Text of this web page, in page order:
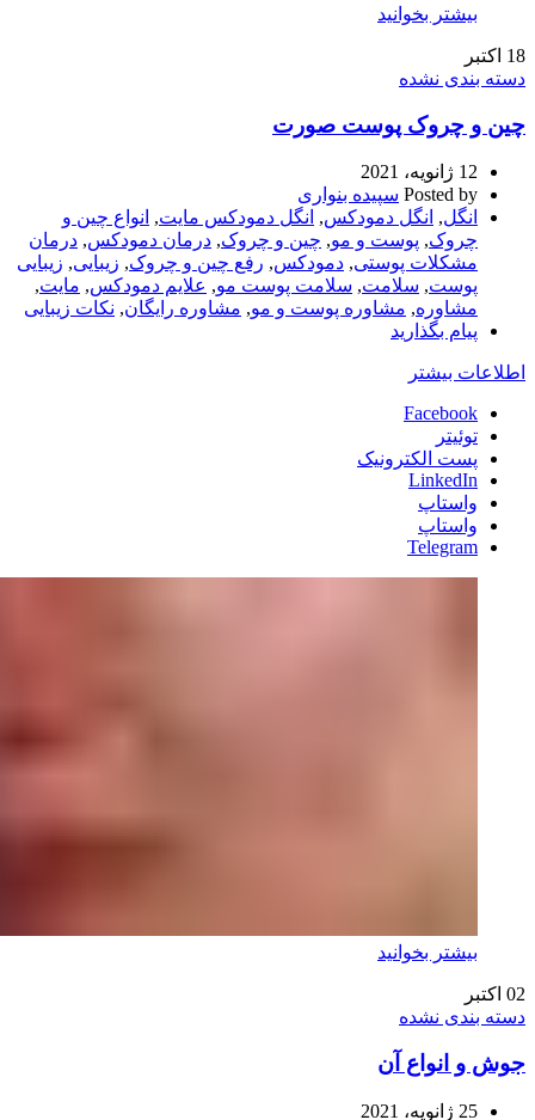
بیشتر بخوانید
18 اکتبر
دسته بندی نشده
چین و چروک پوست صورت
12 ژانویه، 2021
Posted by سپیده بنواری
انگل, انگل دمودکس, انگل دمودکس مایت, انواع چین و
چروک, پوست و مو, چین و چروک, درمان دمودکس, درمان
مشکلات پوستی, دمودکس, رفع چین و چروک, زیبایی, زیبایی
پوست, سلامت, سلامت پوست مو, علایم دمودکس, مایت,
مشاوره, مشاوره پوست و مو, مشاوره رایگان, نکات زیبایی
پیام بگذارید
اطلاعات بیشتر
Facebook
توئیتر
پست الکترونیک
LinkedIn
واستاپ
واستاپ
Telegram
بیشتر بخوانید
02 اکتبر
دسته بندی نشده
جوش و انواع آن
25 ژانویه، 2021